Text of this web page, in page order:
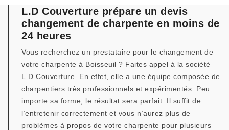
L.D Couverture prépare un devis
changement de charpente en moins de
24 heures
Vous recherchez un prestataire pour le changement de
votre charpente à Boisseuil ? Faites appel à la société
L.D Couverture. En effet, elle a une équipe composée de
charpentiers très professionnels et expérimentés. Peu
importe sa forme, le résultat sera parfait. Il suffit de
l’entretenir correctement et vous n’aurez plus de
problèmes à propos de votre charpente pour plusieurs